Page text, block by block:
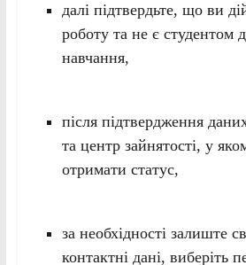
далі підтвердьте, що ви
роботу та не є студентом
навчання,
після підтвердження
та центр зайнятості, у
отримати статус,
за необхідності залиште
контактні дані, виберіть